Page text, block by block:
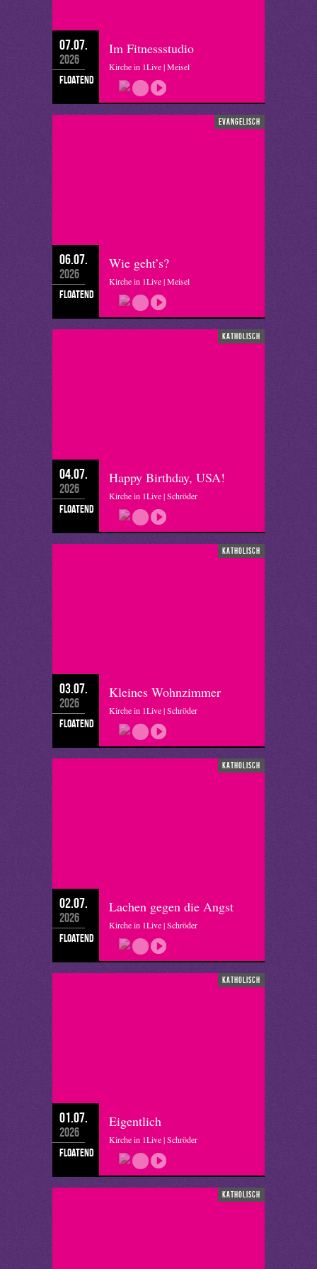
07.07.
2026
floatend
Im Fitnessstudio
Kirche in 1Live | Meisel
evangelisch
06.07.
2026
floatend
Wie geht’s?
Kirche in 1Live | Meisel
katholisch
04.07.
2026
floatend
Happy Birthday, USA!
Kirche in 1Live | Schröder
katholisch
03.07.
2026
floatend
Kleines Wohnzimmer
Kirche in 1Live | Schröder
katholisch
02.07.
2026
floatend
Lachen gegen die Angst
Kirche in 1Live | Schröder
katholisch
01.07.
2026
floatend
Eigentlich
Kirche in 1Live | Schröder
katholisch